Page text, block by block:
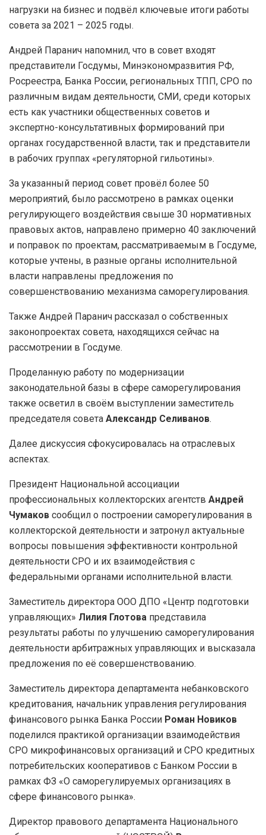
нагрузки на бизнес и подвёл ключевые итоги работы
совета за 2021 – 2025 годы.
Андрей Паранич напомнил, что в совет входят
представители Госдумы, Минэкономразвития РФ,
Росреестра, Банка России, региональных ТПП, СРО по
различным видам деятельности, СМИ, среди которых
есть как участники общественных советов и
экспертно-консультативных формирований при
органах государственной власти, так и представители
в рабочих группах «регуляторной гильотины».
За указанный период совет провёл более 50
мероприятий, было рассмотрено в рамках оценки
регулирующего воздействия свыше 30 нормативных
правовых актов, направлено примерно 40 заключений
и поправок по проектам, рассматриваемым в Госдуме,
которые учтены, в разные органы исполнительной
власти направлены предложения по
совершенствованию механизма саморегулирования.
Также Андрей Паранич рассказал о собственных
законопроектах совета, находящихся сейчас на
рассмотрении в Госдуме.
Проделанную работу по модернизации
законодательной базы в сфере саморегулирования
также осветил в своём выступлении заместитель
председателя совета Александр Селиванов.
Далее дискуссия сфокусировалась на отраслевых
аспектах.
Президент Национальной ассоциации
профессиональных коллекторских агентств Андрей
Чумаков сообщил о построении саморегулирования в
коллекторской деятельности и затронул актуальные
вопросы повышения эффективности контрольной
деятельности СРО и их взаимодействия с
федеральными органами исполнительной власти.
Заместитель директора ООО ДПО «Центр подготовки
управляющих» Лилия Глотова представила
результаты работы по улучшению саморегулирования
деятельности арбитражных управляющих и высказала
предложения по её совершенствованию.
Заместитель директора департамента небанковского
кредитования, начальник управления регулирования
финансового рынка Банка России Роман Новиков
поделился практикой организации взаимодействия
СРО микрофинансовых организаций и СРО кредитных
потребительских кооперативов с Банком России в
рамках ФЗ «О саморегулируемых организациях в
сфере финансового рынка».
Директор правового департамента Национального